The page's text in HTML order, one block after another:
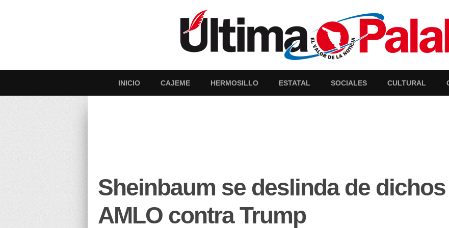
INICIO CAJEME HERMOSILLO ESTATAL SOCIALES CULTURAL
Sheinbaum se deslinda de
AMLO contra Trump